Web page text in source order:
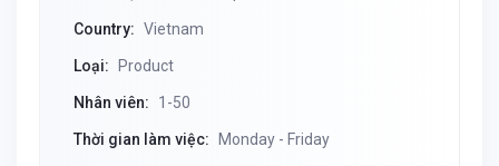
Country: Vietnam
Loại: Product
Nhân viên: 1-50
Thời gian làm việc: Monday - Friday